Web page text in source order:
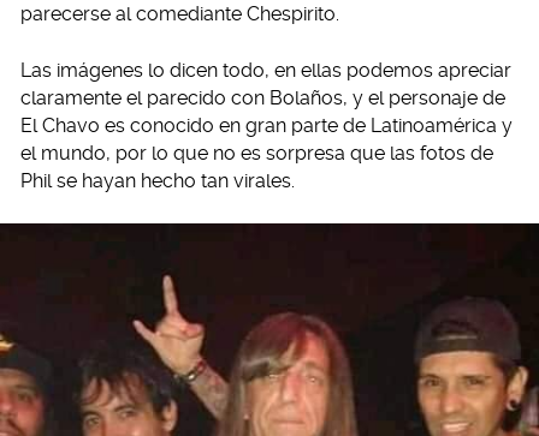
parecerse al comediante Chespirito.
Las imágenes lo dicen todo, en ellas podemos apreciar
claramente el parecido con Bolaños, y el personaje de
El Chavo es conocido en gran parte de Latinoamérica y
el mundo, por lo que no es sorpresa que las fotos de
Phil se hayan hecho tan virales.